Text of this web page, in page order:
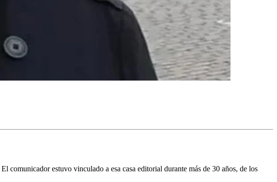
El comunicador estuvo vinculado a esa casa editorial durante más de 30 años, de los